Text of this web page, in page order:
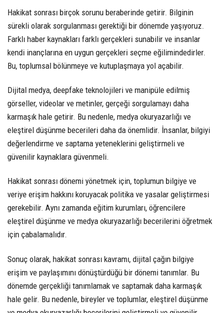
Hakikat sonrası birçok sorunu beraberinde getirir. Bilginin
sürekli olarak sorgulanması gerektiği bir dönemde yaşıyoruz.
Farklı haber kaynakları farklı gerçekleri sunabilir ve insanlar
kendi inançlarına en uygun gerçekleri seçme eğilimindedirler.
Bu, toplumsal bölünmeye ve kutuplaşmaya yol açabilir.
Dijital medya, deepfake teknolojileri ve manipüle edilmiş
görseller, videolar ve metinler, gerçeği sorgulamayı daha
karmaşık hale getirir. Bu nedenle, medya okuryazarlığı ve
eleştirel düşünme becerileri daha da önemlidir. İnsanlar, bilgiyi
değerlendirme ve saptama yeteneklerini geliştirmeli ve
güvenilir kaynaklara güvenmeli.
Hakikat sonrası dönemi yönetmek için, toplumun bilgiye ve
veriye erişim hakkını koruyacak politika ve yasalar geliştirmesi
gerekebilir. Aynı zamanda eğitim kurumları, öğrencilere
eleştirel düşünme ve medya okuryazarlığı becerilerini öğretmek
için çabalamalıdır.
Sonuç olarak, hakikat sonrası kavramı, dijital çağın bilgiye
erişim ve paylaşımını dönüştürdüğü bir dönemi tanımlar. Bu
dönemde gerçekliği tanımlamak ve saptamak daha karmaşık
hale gelir. Bu nedenle, bireyler ve toplumlar, eleştirel düşünme